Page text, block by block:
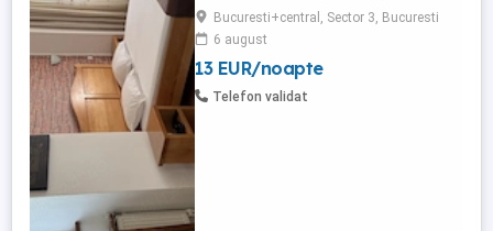
Sfântul Ioan, Sector 3 București. Camere
single, duble și triple disponibile De la 250
RON noapte Parcare gratuită WiFi gratuit
Recepție 24h check-in oricând Plată cash
sau card la recepție Ideal pentru
Bucuresti+central, Sector 3, Bucuresti
6 august
13 EUR/noapte
Telefon validat